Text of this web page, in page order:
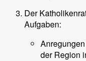
Der
Aufgaben:
der Region